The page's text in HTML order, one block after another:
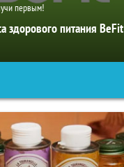
первым!
здорового питания BeFit